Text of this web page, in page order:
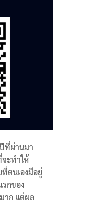
ที่ผ่านมา
จะทำให้
ตนเองมีอยู่
กของ
าก แต่ผล